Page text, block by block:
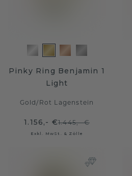
Pinky Ring Benjamin 1
Light
Gold/ Rot Lagenstein
1.156,- €1.445,- €
Exkl. MwSt. & Zölle